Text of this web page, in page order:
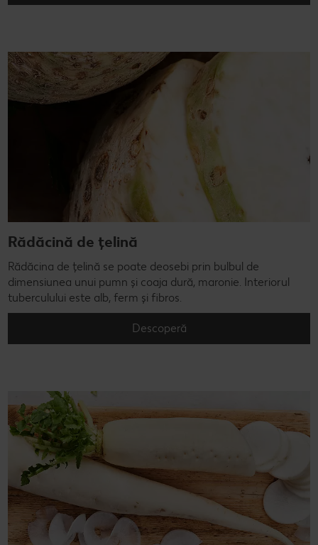
Rădăcină de țelină
Rădăcina de țelină se poate deosebi prin bulbul de
dimensiunea unui pumn și coaja dură, maronie. Interiorul
tuberculului este alb, ferm și fibros.
Descoperă